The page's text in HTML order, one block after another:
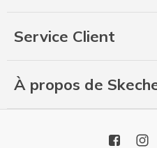
Service Client
À propos de